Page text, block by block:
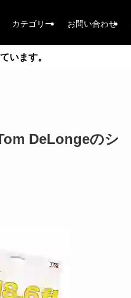
カテゴリー お問い合わせ
います。
DeLongeのシ